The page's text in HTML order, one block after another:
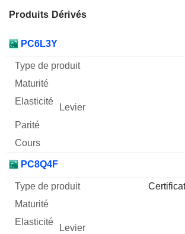
Produits Dérivés
Mnemo Type produit
PC6L3Y
PC8Q4F